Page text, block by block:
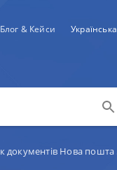
Блог & Кейси Українська
Нова пошта Міжнародна у keyCRM